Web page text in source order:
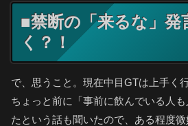
■禁断の「来るな」発
く？！
で、思うこと。現在中目GTは上手く
ちょっと前に「事前に飲んでいる人
たという話も聞いたので、ある程度